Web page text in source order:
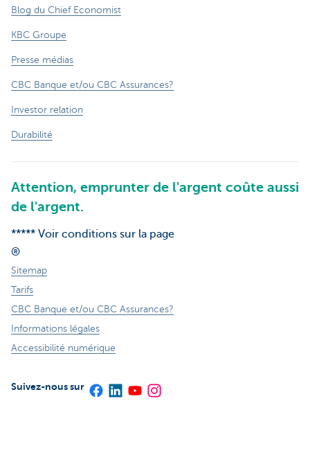
Blog du Chief Economist
KBC Groupe
Presse médias
CBC Banque et/ou CBC Assurances?
Investor relation
Durabilité
Attention, emprunter de l'argent coûte aussi
de l'argent.
***** Voir conditions sur la page
®
Sitemap
Tarifs
CBC Banque et/ou CBC Assurances?
Informations légales
Accessibilité numérique
Suivez-nous sur